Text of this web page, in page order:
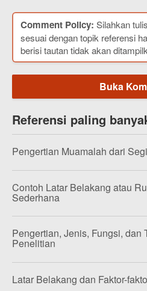
Comment Policy: Silahkan
sesuai dengan topik referensi
berisi tautan tidak akan
Buka
Referensi paling
Pengertian Muamalah dari
Contoh Latar Belakang atau
Sederhana
Pengertian, Jenis, Fungsi, dan
Penelitian
Latar Belakang dan Faktor-